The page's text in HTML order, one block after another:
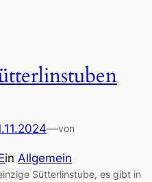
—von
in Allgemein
Sütterlinstube, es gibt in